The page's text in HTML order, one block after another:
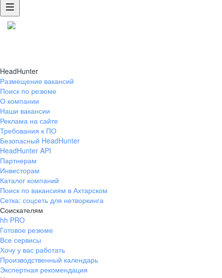
HeadHunter
Размещение вакансий
Поиск по резюме
О компании
Наши вакансии
Реклама на сайте
Требования к ПО
Безопасный HeadHunter
HeadHunter API
Партнерам
Инвесторам
Каталог компаний
Поиск по вакансиям в Ахтарском
Сетка: соцсеть для нетворкинга
Соискателям
hh PRO
Готовое резюме
Все сервисы
Хочу у вас работать
Производственный календарь
Экспертная рекомендация